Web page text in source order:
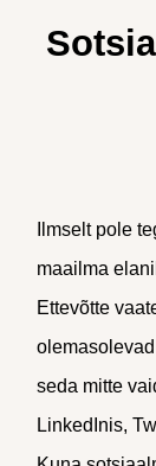
Ilmselt pole
maailma
Ettevõtte
seda mitte
LinkedInis,